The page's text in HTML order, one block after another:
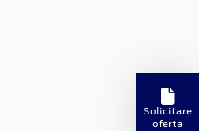
Solicitare
oferta